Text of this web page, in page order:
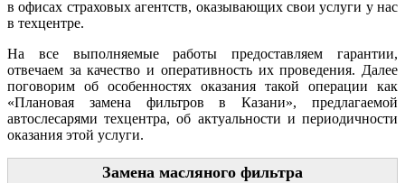
в офисах страховых агентств, оказывающих свои услуги у нас
в техцентре.
На все выполняемые работы предоставляем гарантии,
отвечаем за качество и оперативность их проведения. Далее
поговорим об особенностях оказания такой операции как
«Плановая замена фильтров в Казани», предлагаемой
автослесарями техцентра, об актуальности и периодичности
оказания этой услуги.
Замена масляного фильтра